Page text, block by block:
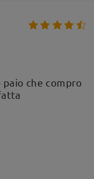
che compro